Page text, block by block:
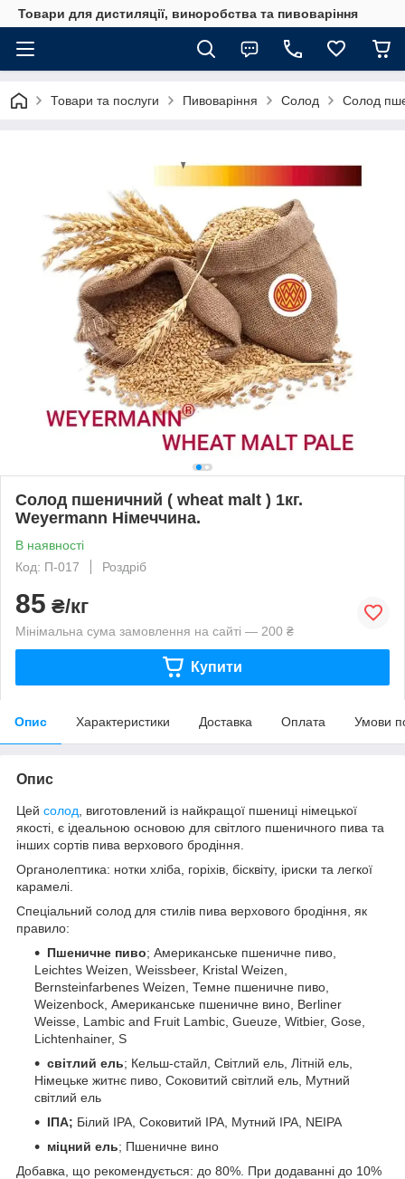
Товари для дистиляції, виноробства та пивоваріння
Товари та послуги Пивоваріння Солод Солод
Солод пшеничний ( wheat malt ) 1кг.
Weyermann Німеччина.
В наявності
Код: П-017
Роздріб
85 ₴/кг
Мінімальна сума замовлення на сайті — 200 ₴
Купити
Опис Характеристики Доставка Оплата Умови
Опис
Цей солод , виготовлений із найкращої пшениці німецької
якості, є ідеальною основою для світлого пшеничного пива та
інших сортів пива верхового бродіння.
Органолептика: нотки хліба, горіхів, бісквіту, іриски та легкої
карамелі.
Спеціальний солод для стилів пива верхового бродіння, як
правило:
Пшеничне пиво; Американське пшеничне пиво,
Leichtes Weizen, Weissbeer, Kristal Weizen,
Bernsteinfarbenes Weizen, Темне пшеничне пиво,
Weizenbock, Американське пшеничне вино, Berliner
Weisse, Lambic and Fruit Lambic, Gueuze, Witbier, Gose,
Lichtenhainer, S
світлий ель; Кельш-стайл, Світлий ель, Літній ель,
Німецьке житнє пиво, Соковитий світлий ель, Мутний
світлий ель
ІПА; Білий IPA, Соковитий IPA, Мутний IPA, NEIPA
міцний ель; Пшеничне вино
Добавка, що рекомендується: до 80%. При додаванні до 10%